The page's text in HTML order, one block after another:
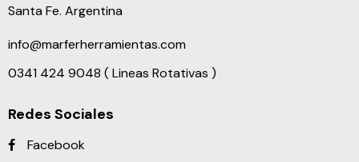
Santa Fe. Argentina
info@marferherramientas.com
0341 424 9048 ( Lineas Rotativas )
Redes Sociales
Facebook